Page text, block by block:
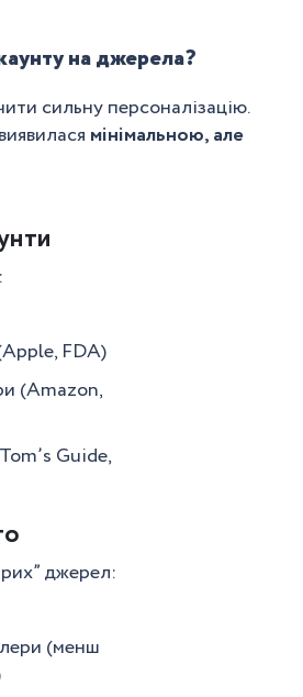
на джерела?
сильну персоналізацію.
мінімальною, але
FDA)
(Amazon,
Guide,
джерел:
(менш